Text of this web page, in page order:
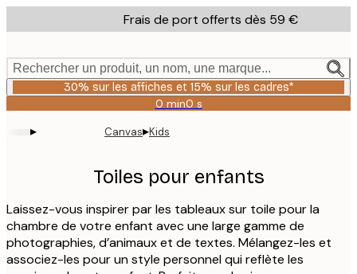
to
content.
Frais de port offerts dès 59 €
Rechercher un produit, un nom, une marque...
30% sur les affiches et 15% sur les cadres*
0 min0 s
Valable
06
▸ Canvas▸Kids
Toiles pour enfants
Laissez-vous inspirer par les tableaux sur toile pour la
chambre de votre enfant avec une large gamme de
photographies, d’animaux et de textes. Mélangez-les et
associez-les pour un style personnel qui reflète les